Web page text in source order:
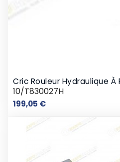
Cric Rouleur Hydraulique
10/T830027H
199,05 €Prix